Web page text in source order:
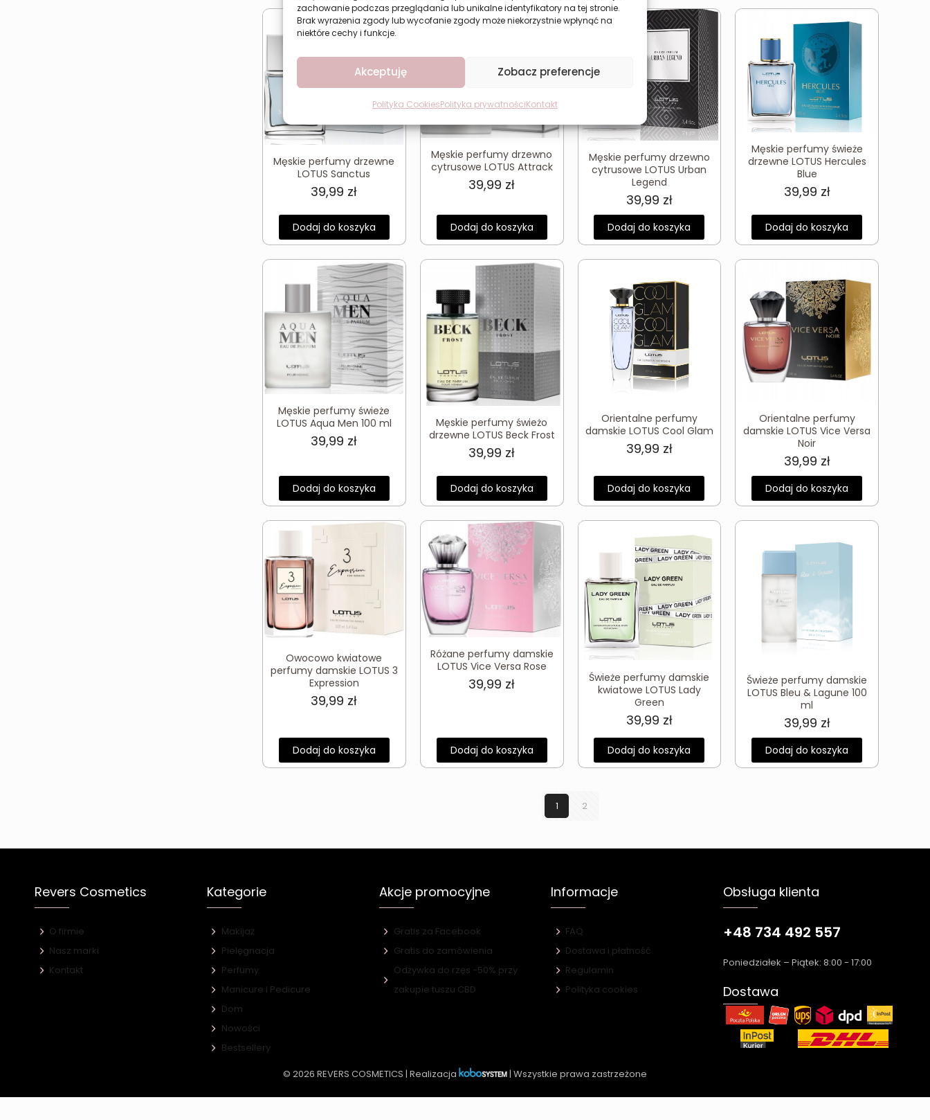
zachowanie podczas przeglądania lub unikalne identyfikatory na tej stronie.
Brak wyrażenia zgody lub wycofanie zgody może niekorzystnie wpłynąć na
niektóre cechy i funkcje.
Akceptuję Zobacz preferencje
Polityka CookiesPolityka prywatnościKontakt
Męskie perfumy drzewne
LOTUS Sanctus
39,99 zł
Dodaj do koszyka
Męskie perfumy drzewno
cytrusowe LOTUS Attrack
39,99 zł
Dodaj do koszyka
Męskie perfumy drzewno
cytrusowe LOTUS Urban
Legend
39,99 zł
Dodaj do koszyka
Męskie perfumy świeże
drzewne LOTUS Hercules
Blue
39,99 zł
Dodaj do koszyka
Męskie perfumy świeże
LOTUS Aqua Men 100 ml
39,99 zł
Dodaj do koszyka
Męskie perfumy świeżo
drzewne LOTUS Beck Frost
39,99 zł
Dodaj do koszyka
Orientalne perfumy
damskie LOTUS Cool Glam
39,99 zł
Dodaj do koszyka
Orientalne perfumy
damskie LOTUS Vice Versa
Noir
39,99 zł
Dodaj do koszyka
Owocowo kwiatowe
perfumy damskie LOTUS 3
Expression
39,99 zł
Dodaj do koszyka
Różane perfumy damskie
LOTUS Vice Versa Rose
39,99 zł
Dodaj do koszyka
Świeże perfumy damskie
kwiatowe LOTUS Lady
Green
39,99 zł
Dodaj do koszyka
Świeże perfumy damskie
LOTUS Bleu & Lagune 100
ml
39,99 zł
Dodaj do koszyka
1 2
Revers Cosmetics
O firmie
Nasz marki
Kontakt
Kategorie
Makijaż
Pielęgnacja
Perfumy
Manicure i Pedicure
Dom
Nowości
Bestsellery
Akcje promocyjne
Gratis za Facebook
Gratis do zamówienia
Odżywka do rzęs -50% przy
zakupie tuszu CBD
Informacje
FAQ
Dostawa i płatność
Regulamin
Polityka cookies
Obsługa klienta
+48 734 492 557
Poniedziałek – Piątek: 8:00 - 17:00
Dostawa
© 2026 REVERS COSMETICS | Realizacja | Wszystkie prawa zastrzeżone